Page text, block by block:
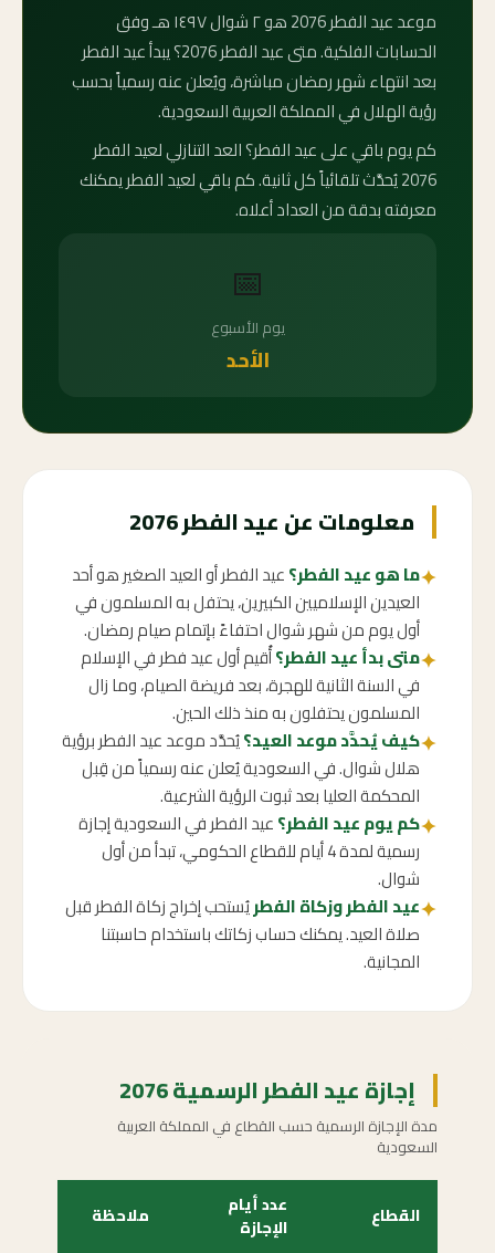
موعد عيد الفطر 2076 هو ٢ شوال ١٤٩٧ هـ وفق
الحسابات الفلكية. متى عيد الفطر 2076؟ يبدأ عيد الفطر
بعد انتهاء شهر رمضان مباشرة، ويُعلن عنه رسمياً بحسب
رؤية الهلال في المملكة العربية السعودية.
كم يوم باقي على عيد الفطر؟ العد التنازلي لعيد الفطر
2076 يُحدَّث تلقائياً كل ثانية. كم باقي لعيد الفطر يمكنك
معرفته بدقة من العداد أعلاه.
📅
يوم الأسبوع
الأحد
معلومات عن عيد الفطر 2076
✦ما هو عيد الفطر؟عيد الفطر أو العيد الصغير هو أحد
العيدين الإسلاميين الكبيرين، يحتفل به المسلمون في
أول يوم من شهر شوال احتفاءً بإتمام صيام رمضان.
✦متى بدأ عيد الفطر؟أُقيم أول عيد فطر في الإسلام
في السنة الثانية للهجرة، بعد فريضة الصيام، وما زال
المسلمون يحتفلون به منذ ذلك الحين.
✦كيف يُحدَّد موعد العيد؟يُحدَّد موعد عيد الفطر برؤية
هلال شوال. في السعودية يُعلن عنه رسمياً من قِبل
المحكمة العليا بعد ثبوت الرؤية الشرعية.
✦كم يوم عيد الفطر؟عيد الفطر في السعودية إجازة
رسمية لمدة 4 أيام للقطاع الحكومي، تبدأ من أول
شوال.
✦عيد الفطر وزكاة الفطريُستحب إخراج زكاة الفطر قبل
صلاة العيد. يمكنك حساب زكاتك باستخدام حاسبتنا
المجانية.
إجازة عيد الفطر الرسمية 2076
مدة الإجازة الرسمية حسب القطاع في المملكة العربية
السعودية
القطاع
عدد أيام
الإجازة
ملاحظة